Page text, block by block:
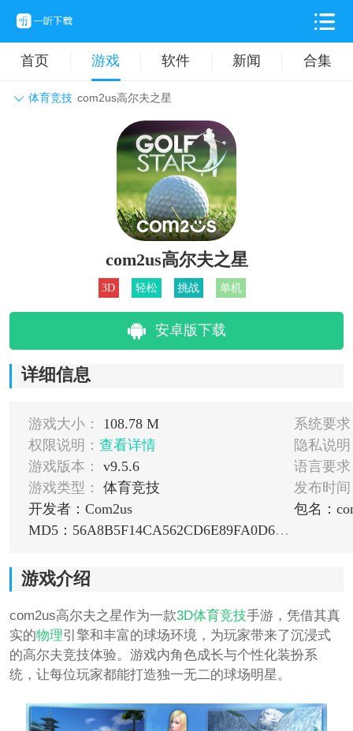
首页 游戏 软件 新闻 合集
体育竞技 com2us高尔夫之星
动作格斗 休闲益智
卡牌对战 音乐舞蹈
挂机养成
com2us高尔夫之星
3D 轻松 挑战 单机
安卓版下载
详细信息
游戏大小： 108.78 M
系统要
权限说明： 查看详情
隐私说
游戏版本：
v9.5.6
语言要
游戏类型：
体育竞技
发布时
开发者：Com2us
MD5：56A8B5F14CA562CD6E89FA0D6DEDA3A4
游戏介绍
com2us高尔夫之星作为一款3D体育竞技手游，凭借其真
实的物理引擎和丰富的球场环境，为玩家带来了沉浸式
的高尔夫竞技体验。游戏内角色成长与个性化装扮系
统，让每位玩家都能打造独一无二的球场明星。